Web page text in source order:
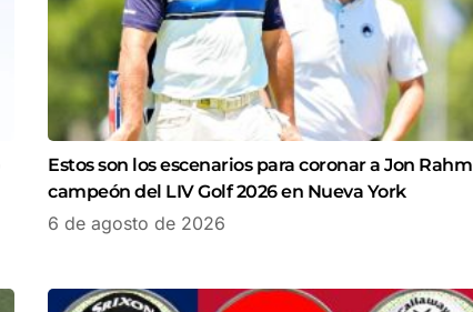
Estos son los escenarios para coronar a Jon Rahm
campeón del LIV Golf 2026 en Nueva York
6 de agosto de 2026